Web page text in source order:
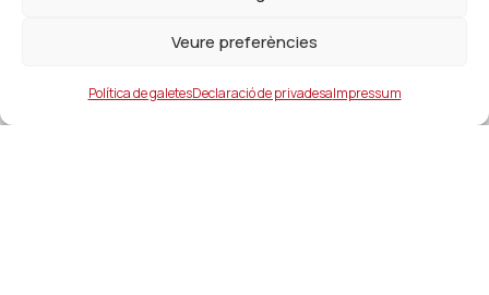
Veure preferències
Política de galetesDeclaració de privadesaImpressum